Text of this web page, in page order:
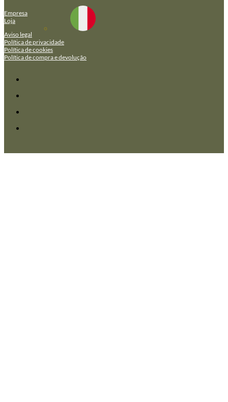
Empresa
Loja
Aviso legal
Política de privacidade
Política de cookies
Política de compra e devolução